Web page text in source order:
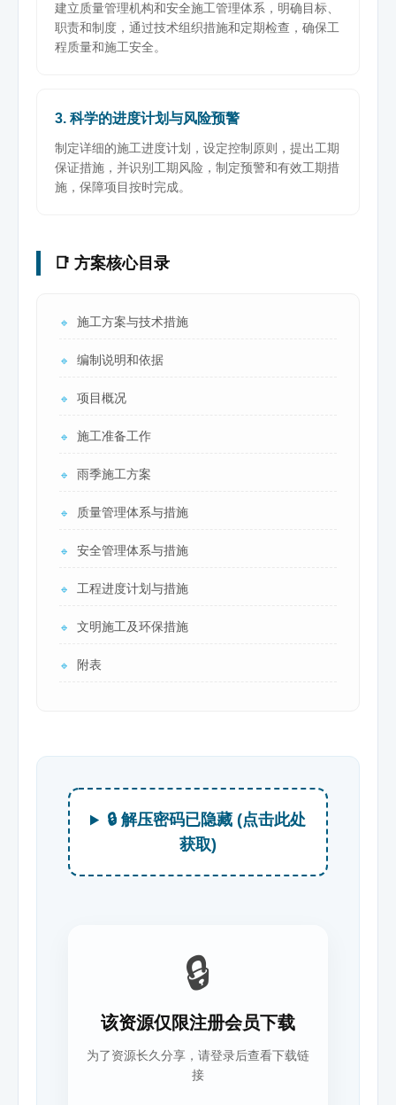
建立质量管理机构和安全施工管理体系，明确目标、
职责和制度，通过技术组织措施和定期检查，确保工
程质量和施工安全。
3. 科学的进度计划与风险预警
制定详细的施工进度计划，设定控制原则，提出工期
保证措施，并识别工期风险，制定预警和有效工期措
施，保障项目按时完成。
📑 方案核心目录
🔹 施工方案与技术措施
🔹 编制说明和依据
🔹 项目概况
🔹 施工准备工作
🔹 雨季施工方案
🔹 质量管理体系与措施
🔹 安全管理体系与措施
🔹 工程进度计划与措施
🔹 文明施工及环保措施
🔹 附表
🔒 解压密码已隐藏 (点击此处
获取)
🔒
该资源仅限注册会员下载
为了资源长久分享，请登录后查看下载链
接